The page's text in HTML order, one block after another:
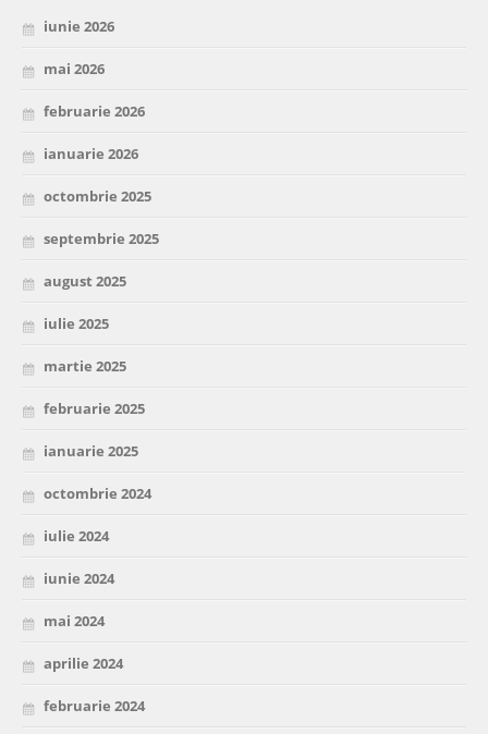
iunie 2026
mai 2026
februarie 2026
ianuarie 2026
octombrie 2025
septembrie 2025
august 2025
iulie 2025
martie 2025
februarie 2025
ianuarie 2025
octombrie 2024
iulie 2024
iunie 2024
mai 2024
aprilie 2024
februarie 2024